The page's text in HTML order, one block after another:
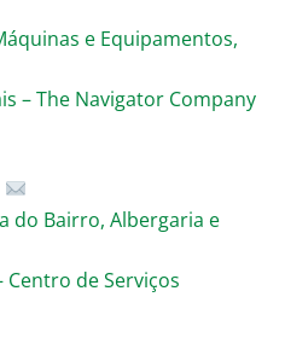
e Equipamentos,
– The Navigator Company
do Bairro, Albergaria e
Centro de Serviços